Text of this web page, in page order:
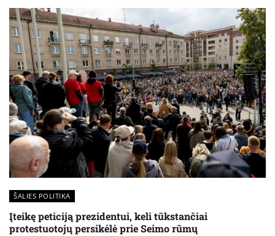
ŠALIES POLITIKA
Įteikę peticiją prezidentui, keli tūkstančiai
protestuotojų persikėlė prie Seimo rūmų